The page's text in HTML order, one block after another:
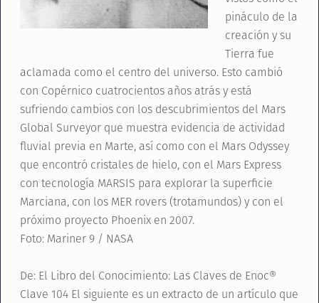
pináculo de la
creación y su
Tierra fue
aclamada como el centro del universo. Esto cambió
con Copérnico cuatrocientos años atrás y está
sufriendo cambios con los descubrimientos del Mars
Global Surveyor que muestra evidencia de actividad
fluvial previa en Marte, así como con el Mars Odyssey
que encontró cristales de hielo, con el Mars Express
con tecnología MARSIS para explorar la superficie
Marciana, con los MER rovers (trotamundos) y con el
próximo proyecto Phoenix en 2007.
Foto: Mariner 9 / NASA
De: El Libro del Conocimiento: Las Claves de Enoc®
Clave 104 El siguiente es un extracto de un artículo que